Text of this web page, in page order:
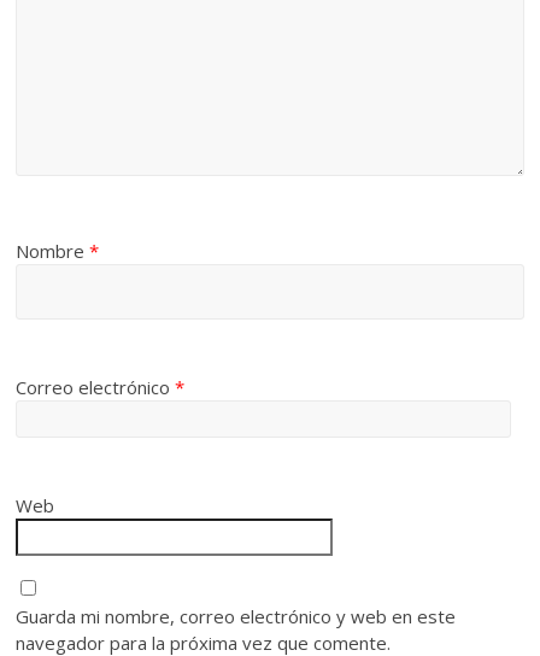
Nombre*
Correo electrónico*
Web
Guarda mi nombre, correo electrónico y web en este
navegador para la próxima vez que comente.